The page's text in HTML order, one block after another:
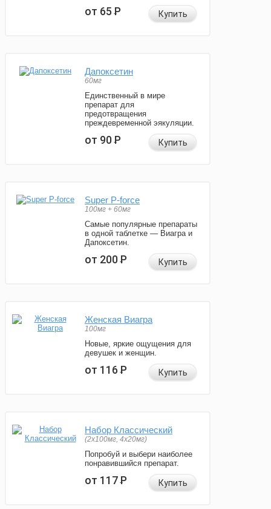
от 65Р Купить
Дапоксетин
60мг
Единственный в мире
препарат для
предотвращения
преждевременной эякуляции.
от 90Р Купить
Super P-force
100мг + 60мг
Самые популярные препараты
в одной таблетке — Виагра и
Дапоксетин.
от 200Р Купить
Женская Виагра
100мг
Новые, яркие ощущения для
девушек и женщин.
от 116Р Купить
Набор Классический
(2x100мг, 4x20мг)
Попробуй и выбери наиболее
понравившийся препарат.
от 117Р Купить